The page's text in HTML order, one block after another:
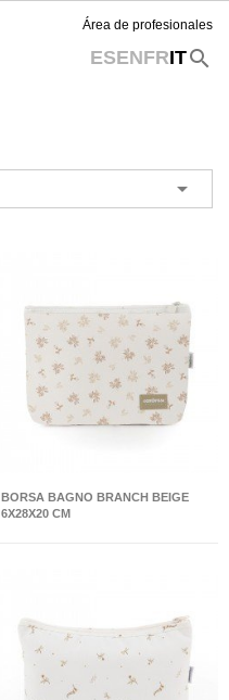
Área de profesionales
ESENFRITsearch

BORSA BAGNO BRANCH BEIGE
6X28X20 CM